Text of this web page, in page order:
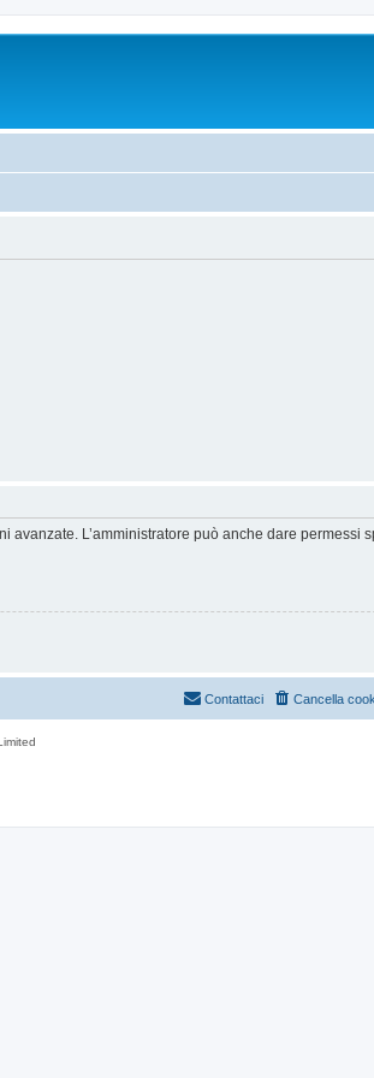
L’amministratore può anche dare permessi
Cancella
Contattaci